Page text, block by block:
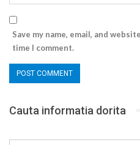
Save my name, email, and
time I comment.
Cauta informatia dorita